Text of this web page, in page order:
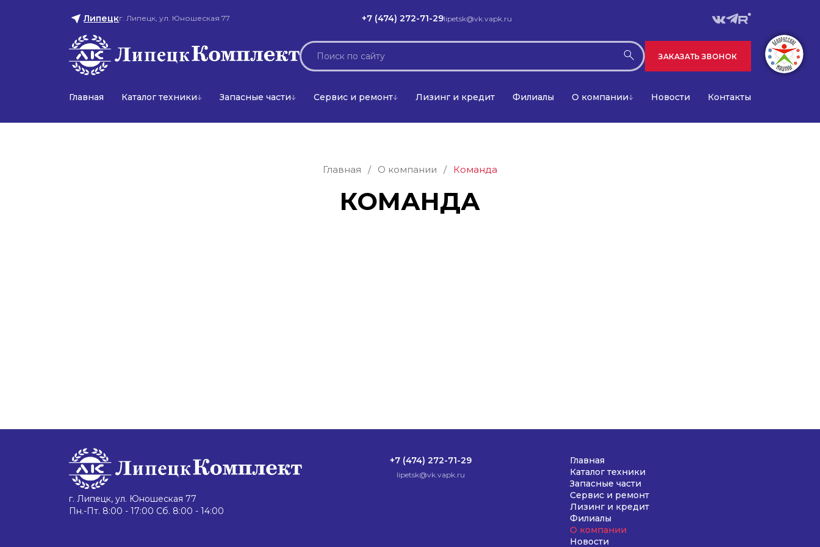
Липецкг. Липецк, ул. Юношеская 77 +7 (474) 272-71-29lipetsk@vk.vapk.ru
ЗАКАЗАТЬ ЗВОНОК
Главная Каталог техники Запасные части Сервис и ремонт Лизинг и кредит Филиалы О компании Новости Контакты
Главная / О компании / Команда
КОМАНДА
г. Липецк, ул. Юношеская 77
Пн.-Пт. 8:00 - 17:00 Сб. 8:00 - 14:00
+7 (474) 272-71-29
lipetsk@vk.vapk.ru
Главная
Каталог техники
Запасные части
Сервис и ремонт
Лизинг и кредит
Филиалы
О компании
Новости